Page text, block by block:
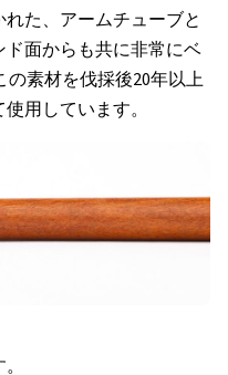
た、アームチューブと
面からも共に非常にベ
の素材を伐採後20年以上
用しています。